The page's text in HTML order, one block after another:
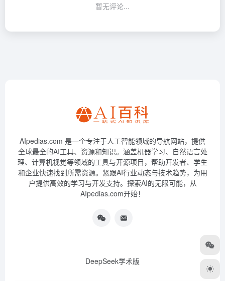
暂无评论...
AIpedias.com 是一个专注于人工智能领域的导航网站，提供
全球最全的AI工具、资源和知识。涵盖机器学习、自然语言处
理、计算机视觉等领域的工具与开源项目，帮助开发者、学生
和企业快速找到所需资源。紧跟AI行业动态与技术趋势，为用
户提供高效的学习与开发支持。探索AI的无限可能，从
AIpedias.com开始！
DeepSeek学术版